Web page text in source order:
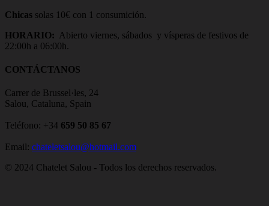
Chicas solas 10€ con 1 consumición.
HORARIO: Abierto viernes, sábados y vísperas de festivos de
22:00h a 06:00h.
CONTÁCTANOS
Carrer de Brussel·les, 24
Salou, Cataluna, Spain
Teléfono: +34 659 50 85 67
Email: chateletsalou@hotmail.com
© 2024 Chatelet Salou - Todos los derechos reservados.